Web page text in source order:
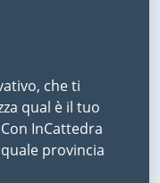
che ti
qual è il tuo
InCattedra
provincia